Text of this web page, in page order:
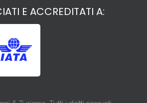
E ACCREDITATI A: